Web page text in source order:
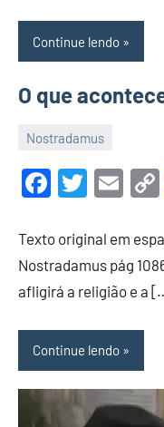
Continue lendo
O que
Nostradamus
de
maio
2022
Texto original em
Nostradamus pág
afligirá a religião e a
Continue lendo